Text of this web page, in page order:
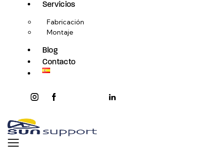
Servicios
Fabricación
Montaje
Blog
Contacto
instagramfacebook-
youtube2
linkedin